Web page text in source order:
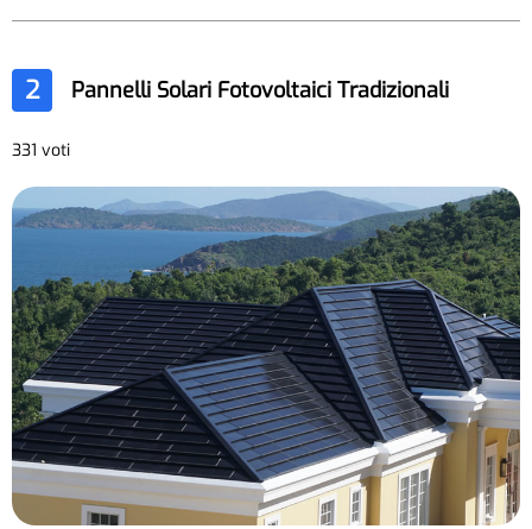
2 Pannelli Solari Fotovoltaici Tradizionali
331 voti